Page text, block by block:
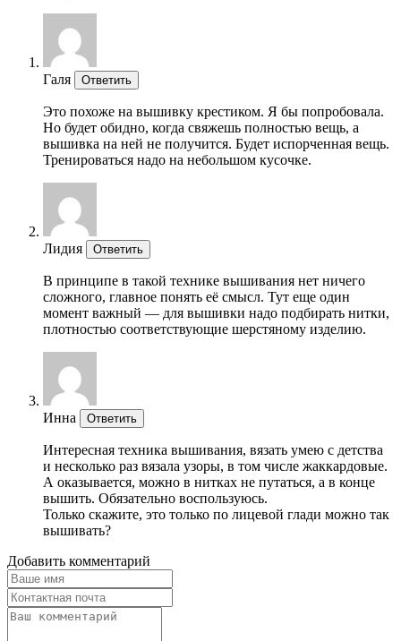
Галя Ответить
Это похоже на вышивку крестиком. Я бы попробовала.
Но будет обидно, когда свяжешь полностью вещь, а
вышивка на ней не получится. Будет испорченная вещь.
Тренироваться надо на небольшом кусочке.
Лидия Ответить
В принципе в такой технике вышивания нет ничего
сложного, главное понять её смысл. Тут еще один
момент важный — для вышивки надо подбирать нитки,
плотностью соответствующие шерстяному изделию.
Инна Ответить
Интересная техника вышивания, вязать умею с детства
и несколько раз вязала узоры, в том числе жаккардовые.
А оказывается, можно в нитках не путаться, а в конце
вышить. Обязательно воспользуюсь.
Только скажите, это только по лицевой глади можно так
вышивать?
Добавить комментарий